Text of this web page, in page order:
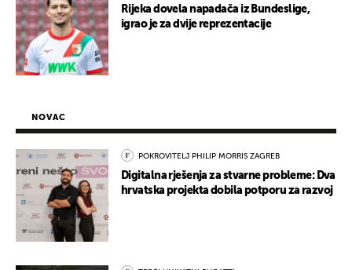
Rijeka dovela napadača iz Bundeslige,
igrao je za dvije reprezentacije
NOVAC
POKROVITELJ PHILIP MORRIS ZAGREB
Digitalna rješenja za stvarne probleme: Dva
hrvatska projekta dobila potporu za razvoj